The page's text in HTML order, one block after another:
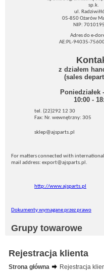
sp.k.
ul.
05-850 Ożarów
NIP:
Adres do e-
AE:PL-94035-
z działem
(sales
Poniedziałek
10:00 -
tel. (22)292 12 30
Fax: Nr. wewnętrzny: 305
sklep@ajsparts.pl
For matters connected with international
mail address: export@ajsparts.pl.
http://www.ajsparts.pl
Dokumenty wymagane przez prawo
Grupy towarowe
Rejestracja klienta
Strona główna
Rejestracja